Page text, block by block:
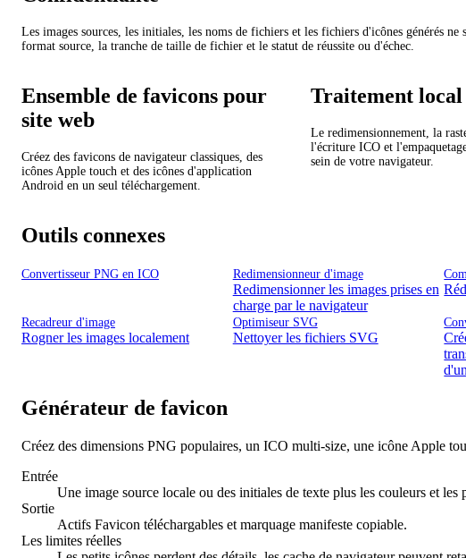
Les images sources, les initiales, les noms de fichiers et les fichiers d'icônes générés
format source, la tranche de taille de fichier et le statut de réussite ou d'échec.
Ensemble de favicons pour
site web
Créez des favicons de navigateur classiques, des
icônes Apple touch et des icônes d'application
Android en un seul téléchargement.
Traitement local
Le redimensionnement, la
l'écriture ICO et
sein de votre navigateur.
Outils connexes
Convertisseur PNG en ICO Redimensionneur d'image
Redimensionner les images prises en
charge par le navigateur
Recadreur d'image
Rogner les images localement
Optimiseur SVG
Nettoyer les fichiers SVG
Générateur de favicon
Créez des dimensions PNG populaires, un ICO multi-size, une icône Apple
Entrée
Une image source locale ou des initiales de texte plus les couleurs et les
Sortie
Actifs Favicon téléchargables et marquage manifeste copiable.
Les limites réelles